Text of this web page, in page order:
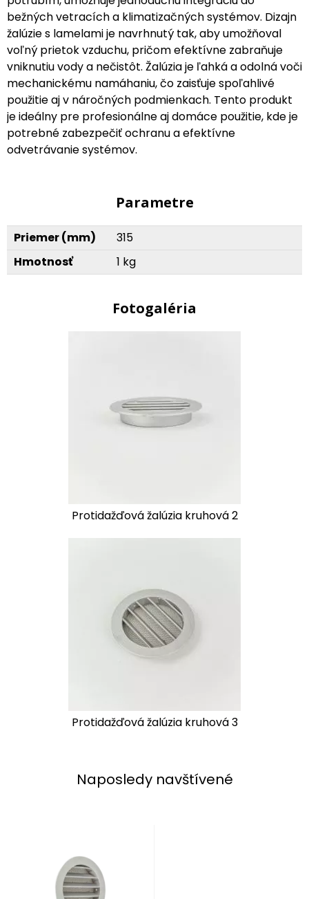
bežných vetracích a klimatizačných systémov. Dizajn
žalúzie s lamelami je navrhnutý tak, aby umožňoval
voľný prietok vzduchu, pričom efektívne zabraňuje
vniknutiu vody a nečistôt. Žalúzia je ľahká a odolná voči
mechanickému namáhaniu, čo zaisťuje spoľahlivé
použitie aj v náročných podmienkach. Tento produkt
je ideálny pre profesionálne aj domáce použitie, kde je
potrebné zabezpečiť ochranu a efektívne
odvetrávanie systémov.
Parametre
Priemer (mm)
315
Hmotnosť
1 kg
Fotogaléria
Protidažďová žalúzia kruhová 2
Protidažďová žalúzia kruhová 3
Naposledy navštívené